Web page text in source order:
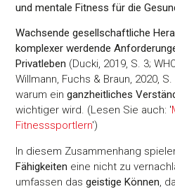
und mentale Fitness für die
Wachsende gesellschaftliche
komplexer werdende
Privatleben (Ducki, 2019, S. 3;
Willmann, Fuchs & Braun, 2020,
warum einganzheitliches
wichtiger wird. (Lesen Sie auch: '
Fitnesssportlern')
In diesem Zusammenhang
Fähigkeiten eine nicht zu
umfassen dasgeistige Können ,